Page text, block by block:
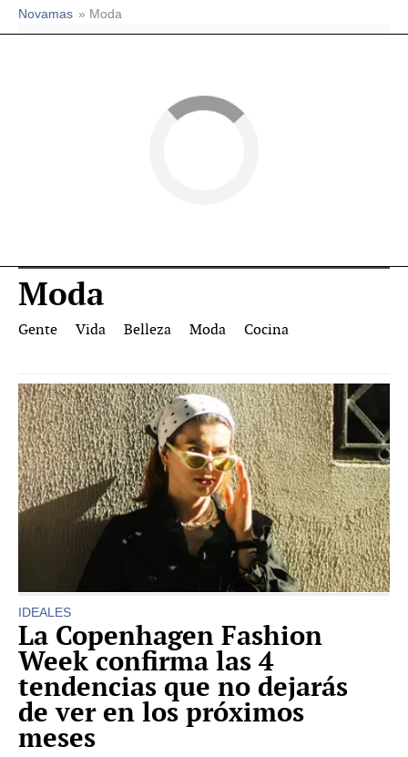
Novamas » Moda
Moda
Gente Vida Belleza Moda Cocina
IDEALES
La Copenhagen Fashion
Week confirma las 4
tendencias que no dejarás
de ver en los próximos
meses